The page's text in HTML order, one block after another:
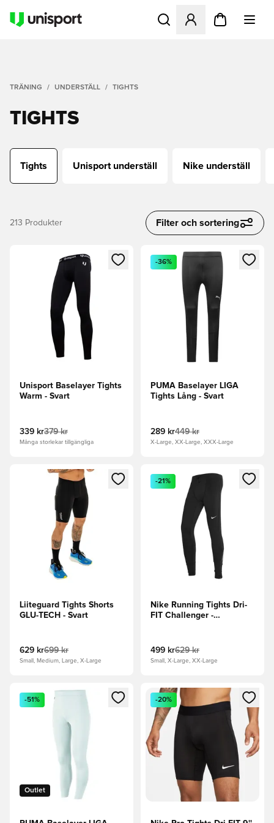
Öppnar en Modal för att
TRÄNING UNDERSTÄLL TIGHTS
TIGHTS
Tights Unisport underställ Nike underställ
213 Produkter Filter och sortering
Öppnar en Modal för att logga in eller registrera dig som
Unisport Baselayer Tights
Warm - Svart
339 kr379 kr
Många storlekar tillgängliga
Öppnar en Modal för att
-36%
PUMA Baselayer LIGA
Tights Lång - Svart
289 kr449 kr
X-Large, XX-Large, XXX-Large
Öppnar en Modal för att logga in eller registrera dig som
Liiteguard Tights Shorts
GLU-TECH - Svart
629 kr699 kr
Small, Medium, Large, X-Large
Öppnar en Modal för att
-21%
Nike Running Tights Dri-
FIT Challenger -
499 kr629 kr
Small, X-Large, XX-Large
Öppnar en Modal för att logga in eller registrera dig som
Outlet
-51%
Öppnar en Modal för att
-20%